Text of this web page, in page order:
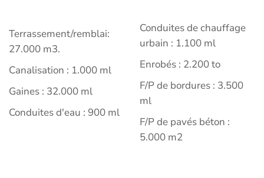
Terrassement/remblai:
27.000 m3.
Canalisation : 1.000 ml
Gaines : 32.000 ml
Conduites d'eau : 900 ml
Conduites de chauffage
urbain : 1.100 ml
Enrobés : 2.200 to
F/P de bordures : 3.500
ml
F/P de pavés béton :
5.000 m2